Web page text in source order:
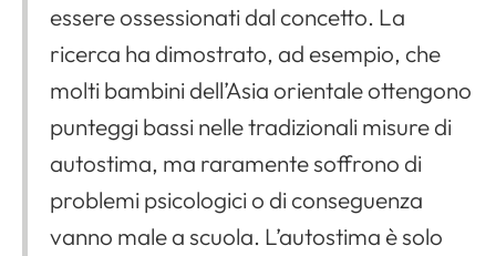
essere ossessionati dal concetto. La
ricerca ha dimostrato, ad esempio, che
molti bambini dell’Asia orientale ottengono
punteggi bassi nelle tradizionali misure di
autostima, ma raramente soffrono di
problemi psicologici o di conseguenza
vanno male a scuola. L’autostima è solo